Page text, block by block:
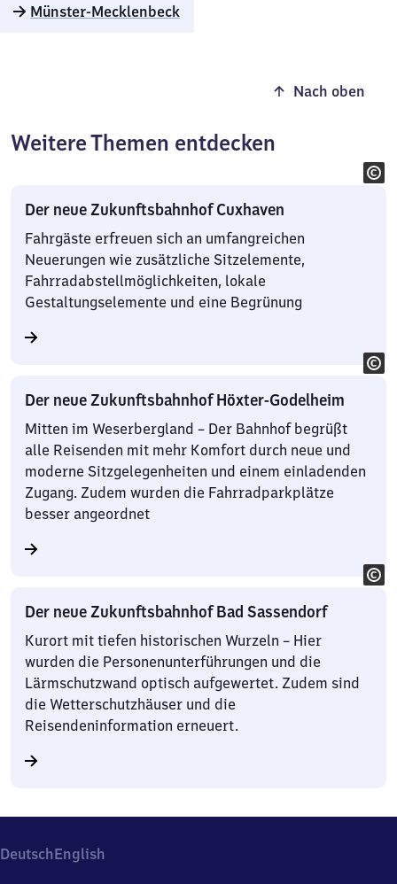
Münster-Mecklenbeck
Nach oben
Weitere Themen entdecken
Der neue Zukunftsbahnhof Cuxhaven
Fahrgäste erfreuen sich an umfangreichen
Neuerungen wie zusätzliche Sitzelemente,
Fahrradabstellmöglichkeiten, lokale
Gestaltungselemente und eine Begrünung
Der neue Zukunftsbahnhof Höxter-Godelheim
Mitten im Weserbergland – Der Bahnhof begrüßt
alle Reisenden mit mehr Komfort durch neue und
moderne Sitzgelegenheiten und einem einladenden
Zugang. Zudem wurden die Fahrradparkplätze
besser angeordnet
Der neue Zukunftsbahnhof Bad Sassendorf
Kurort mit tiefen historischen Wurzeln – Hier
wurden die Personenunterführungen und die
Lärmschutzwand optisch aufgewertet. Zudem sind
die Wetterschutzhäuser und die
Reisendeninformation erneuert.
DeutschEnglish